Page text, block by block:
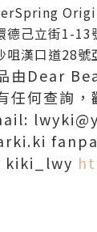
德己立街1-13
咀漢口道28
由Dear
任何查詢，
kiki_lwy